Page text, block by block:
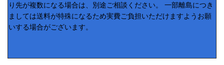
り先が複数になる場合は、別途ご相談ください。 一部離島につき
ましては送料が特殊になるため実費ご負担いただけますようお願
いする場合がございます。